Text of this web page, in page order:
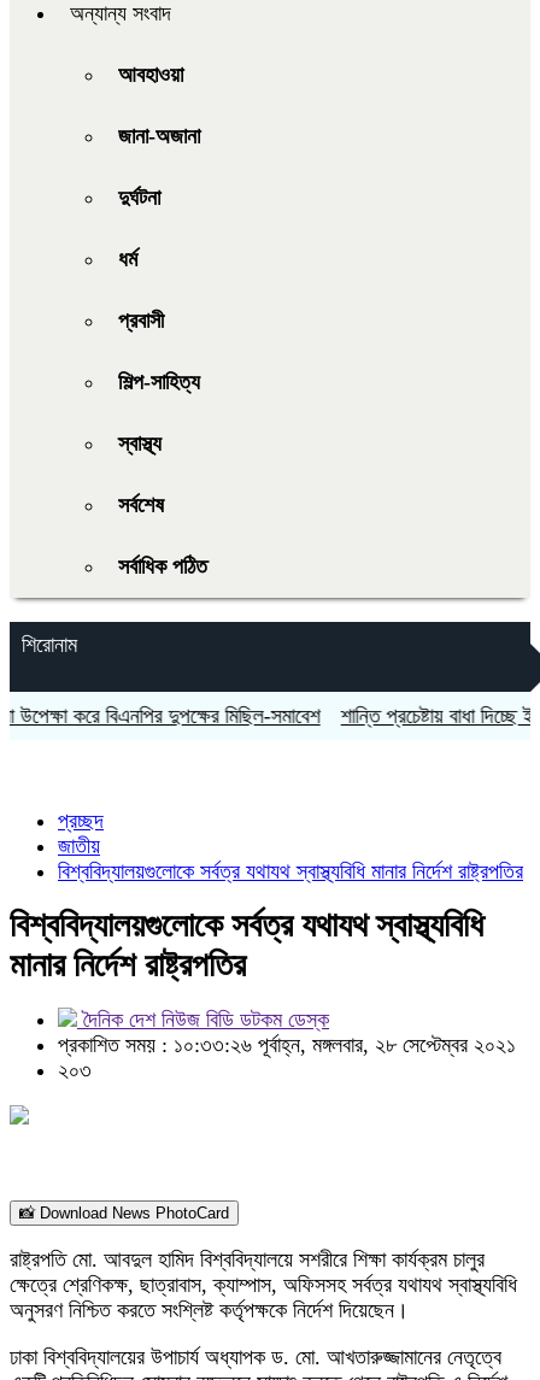
অন্যান্য সংবাদ
আবহাওয়া
জানা-অজানা
দুর্ঘটনা
ধর্ম
প্রবাসী
শিল্প-সাহিত্য
স্বাস্থ্য
সর্বশেষ
সর্বাধিক পঠিত
শিরোনাম
করে বিএনপির দুপক্ষের মিছিল-সমাবেশ শান্তি প্রচেষ্টায় বাধা দিচ্ছে
প্রচ্ছদ
জাতীয়
বিশ্ববিদ্যালয়গুলোকে সর্বত্র যথাযথ স্বাস্থ্যবিধি মানার নির্দেশ রাষ্ট্রপতির
বিশ্ববিদ্যালয়গুলোকে সর্বত্র যথাযথ স্বাস্থ্যবিধি
মানার নির্দেশ রাষ্ট্রপতির
দৈনিক দেশ নিউজ বিডি ডটকম ডেস্ক
প্রকাশিত সময় : ১০:৩৩:২৬ পূর্বাহ্ন, মঙ্গলবার, ২৮ সেপ্টেম্বর ২০২১
২০৩
📸 Download News PhotoCard
রাষ্ট্রপতি মো. আবদুল হামিদ বিশ্ববিদ্যালয়ে সশরীরে শিক্ষা কার্যক্রম চালুর
ক্ষেত্রে শ্রেণিকক্ষ, ছাত্রাবাস, ক্যাম্পাস, অফিসসহ সর্বত্র যথাযথ স্বাস্থ্যবিধি
অনুসরণ নিশ্চিত করতে সংশ্লিষ্ট কর্তৃপক্ষকে নির্দেশ দিয়েছেন।
ঢাকা বিশ্ববিদ্যালয়ের উপাচার্য অধ্যাপক ড. মো. আখতারুজ্জামানের নেতৃত্বে